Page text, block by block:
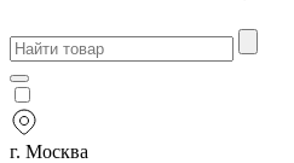
г. Москва